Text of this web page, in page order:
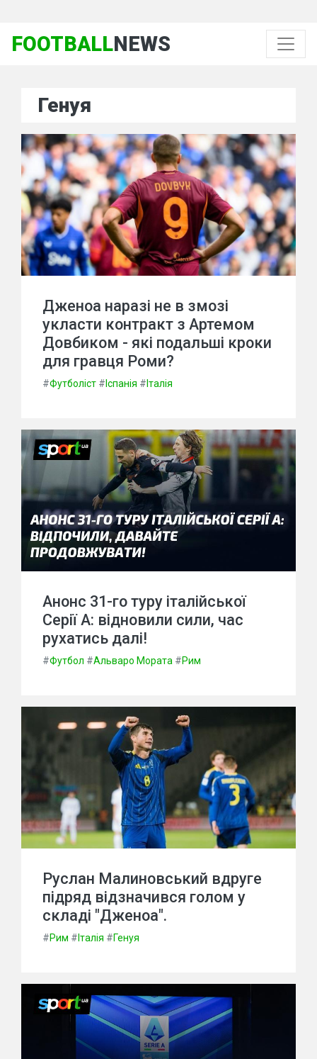
FOOTBALLNEWS
Генуя
Дженоа наразі не в змозі
укласти контракт з Артемом
Довбиком - які подальші кроки
для гравця Роми?
#Футболіст # Іспанія # Італія
Анонс 31-го туру італійської
Серії А: відновили сили, час
рухатись далі!
#Футбол #Альваро Мората #Рим
Руслан Малиновський вдруге
підряд відзначився голом у
складі "Дженоа".
#Рим # Італія #Генуя